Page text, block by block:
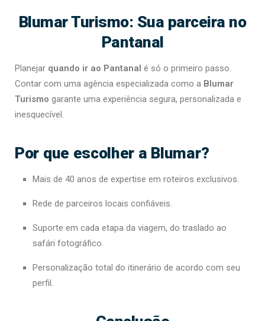
Blumar Turismo: Sua parceira no
Pantanal
Planejar quando ir ao Pantanal é só o primeiro passo.
Contar com uma agência especializada como a Blumar
Turismo garante uma experiência segura, personalizada e
inesquecível.
Por que escolher a Blumar?
Mais de 40 anos de expertise em roteiros exclusivos.
Rede de parceiros locais confiáveis.
Suporte em cada etapa da viagem, do traslado ao
safári fotográfico.
Personalização total do itinerário de acordo com seu
perfil.